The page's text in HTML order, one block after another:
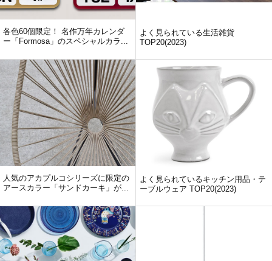
各色60個限定！ 名作万年カレンダ
ー「Formosa」のスペシャルカラ...
人気のアカプルコシリーズに限定の
アースカラー「サンドカーキ」が...
よく見られている生活雑貨
TOP20(2023)
よく見られているキッチン用品・テ
ーブルウェア TOP20(2023)